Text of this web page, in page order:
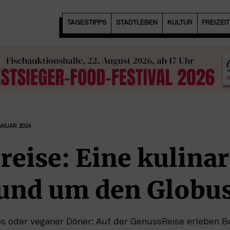
TAGESTIPPS STADTLEBEN KULTUR
2024
Eine
um den
oder veganer Döner: Auf der GenussReise erleben